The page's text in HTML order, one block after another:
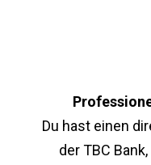
Du hast einen
der TBC